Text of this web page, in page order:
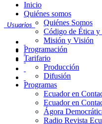
Usuarios
Inicio
Quiénes somos
Quiénes Somos
Código de Ética
Misión y Visión
Programación
Tarifario
Producción
Difusión
Programas
Ecuador en
Ecuador en
Ágora
Radio Revista